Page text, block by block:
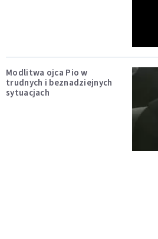
Modlitwa ojca Pio w
trudnych i beznadziejnych
sytuacjach